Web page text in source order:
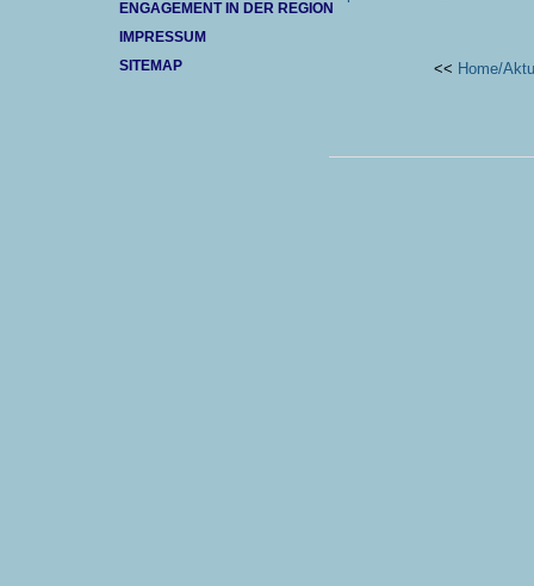
<< Home/
ENGAGEMENT IN DER REGION
IMPRESSUM
SITEMAP